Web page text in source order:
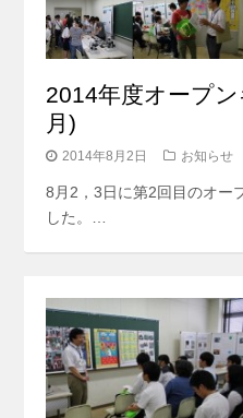
2014年度オープ
月)
2014年8月2日 お知らせ
8月2，3日に第2回目のオー
した。…